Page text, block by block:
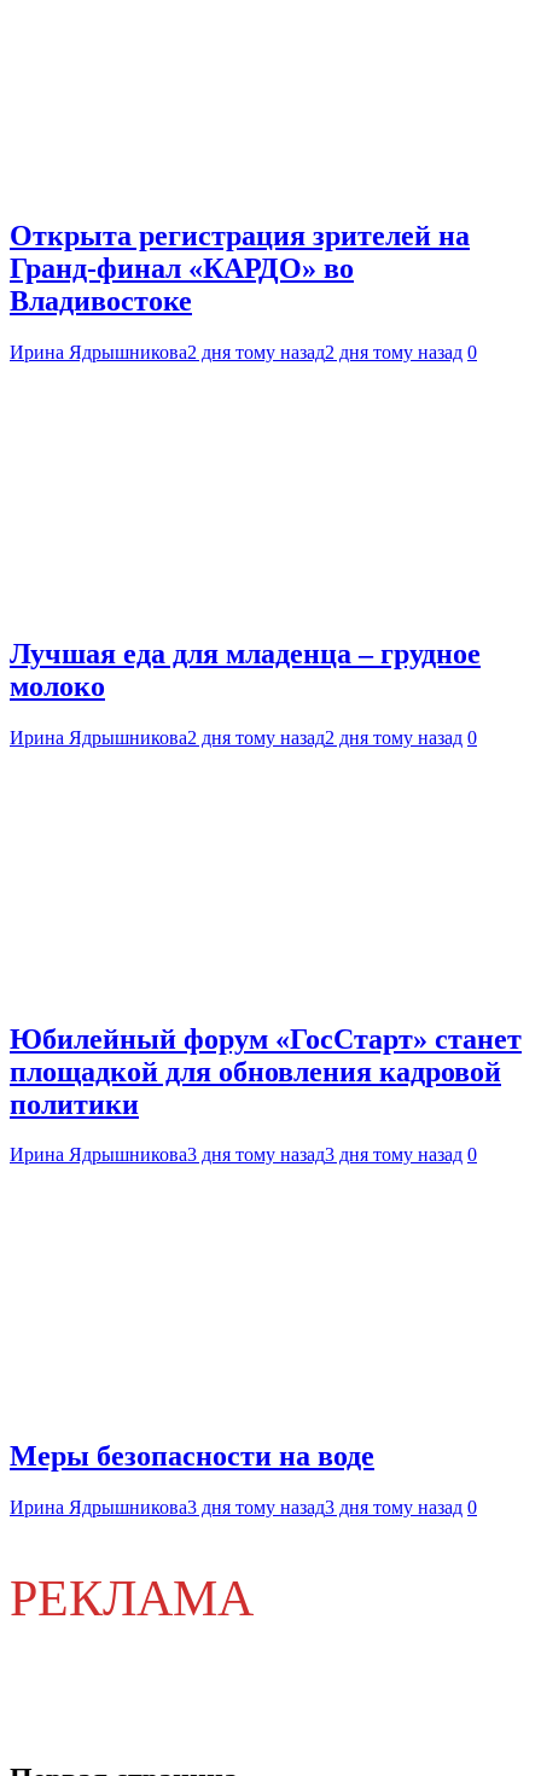
Открыта регистрация зрителей на
Гранд-финал «КАРДО» во
Владивостоке
Ирина Ядрышникова2 дня тому назад2 дня тому назад 0
Лучшая еда для младенца – грудное
молоко
Ирина Ядрышникова2 дня тому назад2 дня тому назад 0
Юбилейный форум «ГосСтарт» станет
площадкой для обновления кадровой
политики
Ирина Ядрышникова3 дня тому назад3 дня тому назад 0
Меры безопасности на воде
Ирина Ядрышникова3 дня тому назад3 дня тому назад 0
РЕКЛАМА